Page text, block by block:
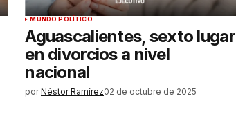
MUNDO POLÍTICO
Aguascalientes, sexto lugar
en divorcios a nivel
nacional
por Néstor Ramírez02 de octubre de 2025